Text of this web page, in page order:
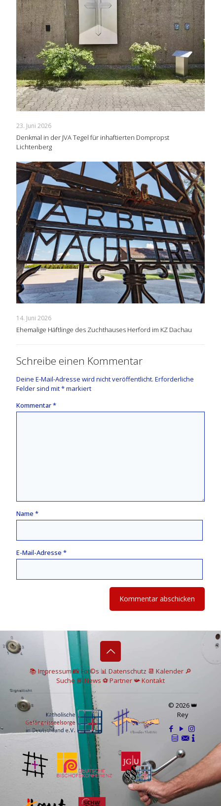
23. Juni 2026
Denkmal in der JVA Tegel für inhaftierten Dompropst
Lichtenberg
14. Juni 2026
Ehemalige Häftlinge des Zuchthauses Herford im KZ Dachau
Schreibe einen Kommentar
Deine E-Mail-Adresse wird nicht veröffentlicht. Erforderliche
Felder sind mit*markiert
Kommentar*
Name *
E-Mail-Adresse *
📚 Impressum📸Fot©s 📊 Datenschutz 📆 Kalender 🔎
Suche 📘 News ⚽Partner📯Kontakt
© 2026 👑
Rey